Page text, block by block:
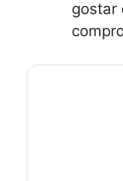
gostar